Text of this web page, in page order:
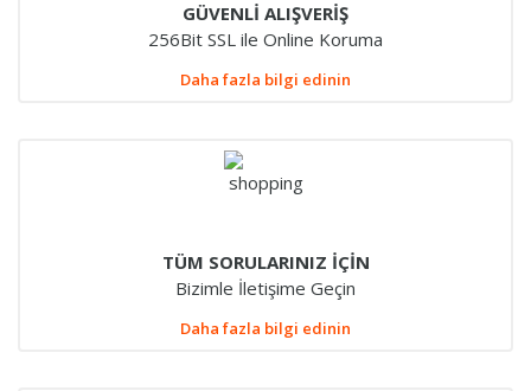
GÜVENLİ ALIŞVERİŞ
256Bit SSL ile Online Koruma
Daha fazla bilgi edinin
TÜM SORULARINIZ İÇİN
Bizimle İletişime Geçin
Daha fazla bilgi edinin